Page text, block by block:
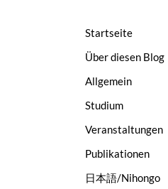
Startseite
Über diesen Blog
Allgemein
Studium
Veranstaltungen
Publikationen
日本語/Nihongo